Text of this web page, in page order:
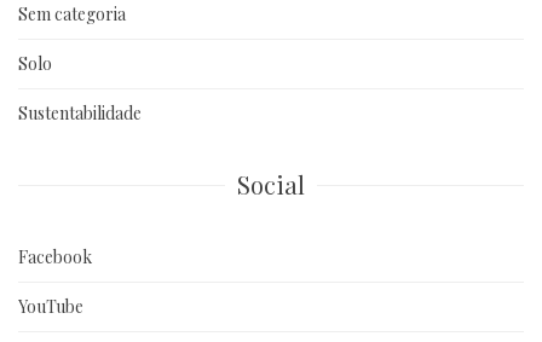
Sem categoria
Solo
Sustentabilidade
Social
Facebook
YouTube